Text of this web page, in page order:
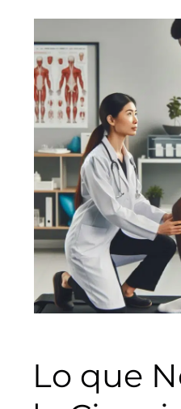
Lo que